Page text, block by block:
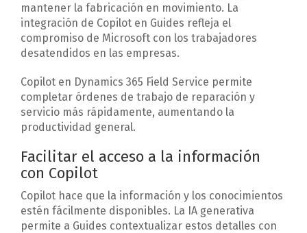
mantener la fabricación en movimiento. La
integración de Copilot en Guides refleja el
compromiso de Microsoft con los trabajadores
desatendidos en las empresas.
Copilot en Dynamics 365 Field Service permite
completar órdenes de trabajo de reparación y
servicio más rápidamente, aumentando la
productividad general.
Facilitar el acceso a la información
con Copilot
Copilot hace que la información y los conocimientos
estén fácilmente disponibles. La IA generativa
permite a Guides contextualizar estos detalles con